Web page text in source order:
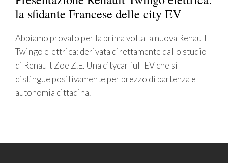
la sfidante Francese delle city EV
Abbiamo provato per la prima volta la nuova Renault
Twingo elettrica: derivata direttamente dallo studio
di Renault Zoe Z.E. Una citycar full EV che si
distingue positivamente per prezzo di partenza e
autonomia cittadina.